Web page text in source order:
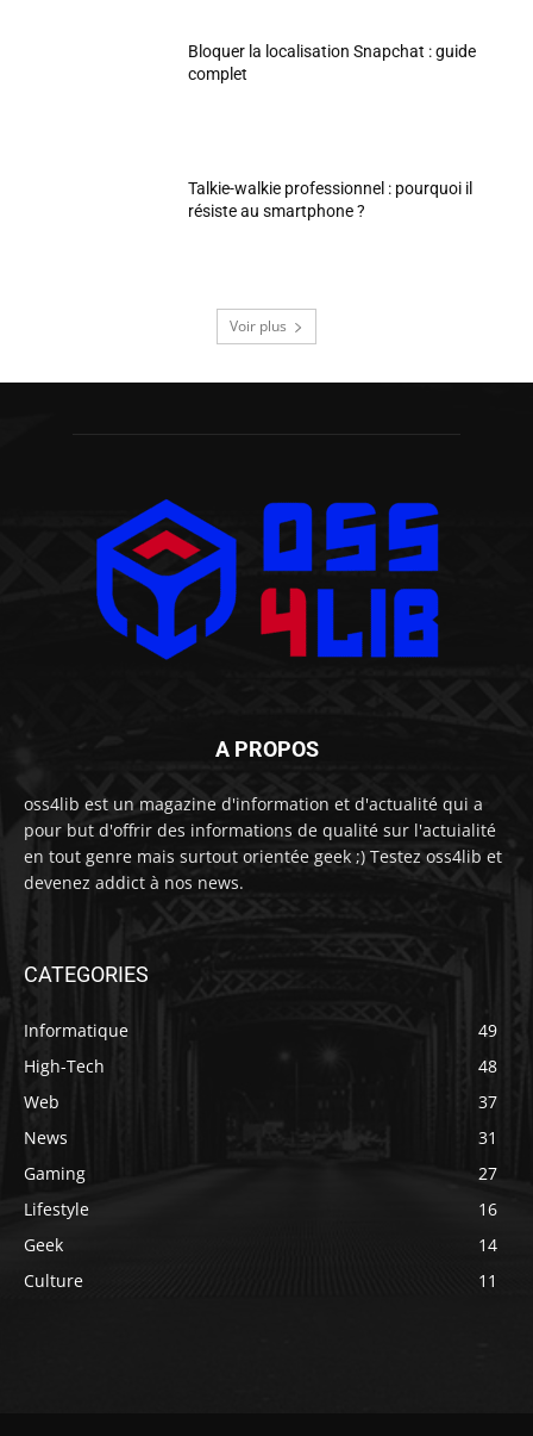
Bloquer la localisation Snapchat : guide
complet
Talkie-walkie professionnel : pourquoi il
résiste au smartphone ?
Voir plus
A PROPOS
oss4lib est un magazine d'information et d'actualité qui a
pour but d'offrir des informations de qualité sur l'actuialité
en tout genre mais surtout orientée geek ;) Testez oss4lib et
devenez addict à nos news.
CATEGORIES
Informatique
49
High-Tech
48
Web
37
News
31
Gaming
27
Lifestyle
16
Geek
14
Culture
11